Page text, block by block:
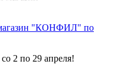
"КОНФИЛ" по